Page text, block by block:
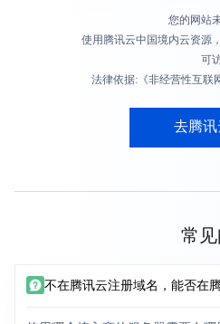
您的网站
使用腾讯云中国境内云资源
可
法律依据:《非经营性互联
去腾
常
不在腾讯云注册域名，能否在